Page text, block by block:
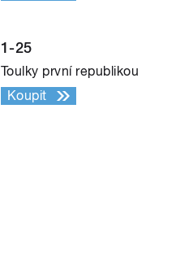
1-25
Toulky první republikou
Koupit